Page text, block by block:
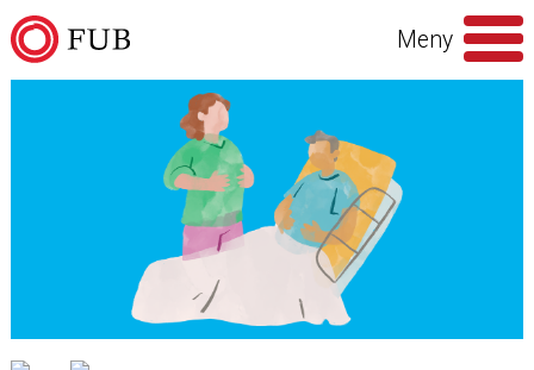
Hoppa till innehåll
Meny